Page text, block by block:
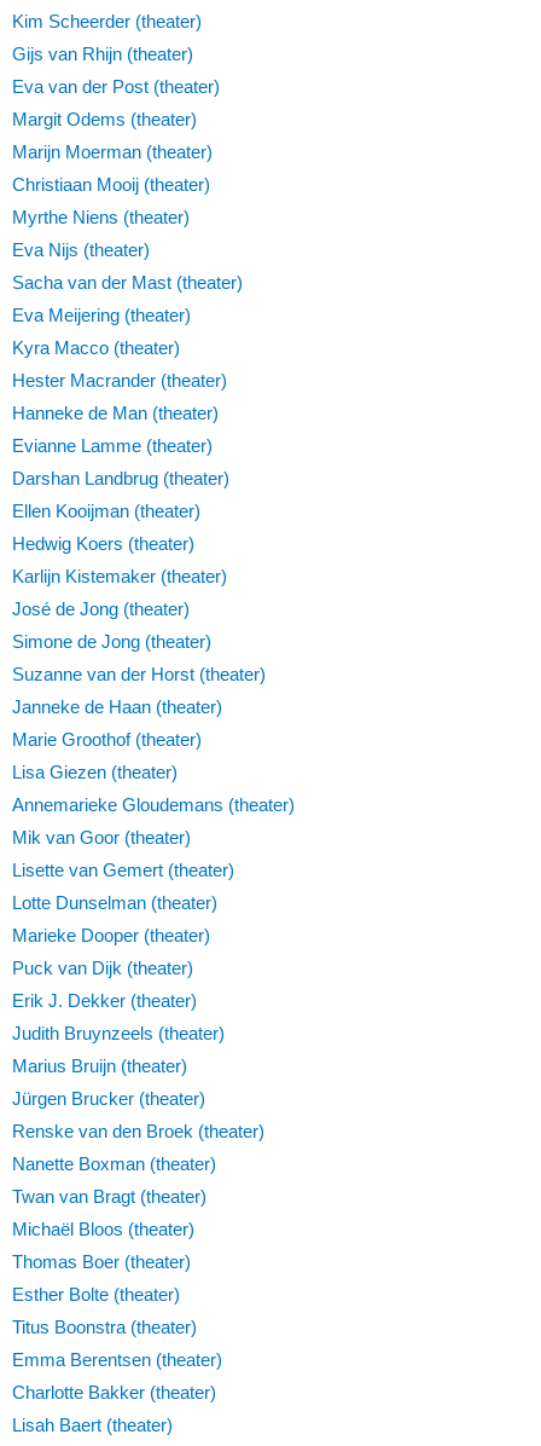
Kim Scheerder (theater)
Gijs van Rhijn (theater)
Eva van der Post (theater)
Margit Odems (theater)
Marijn Moerman (theater)
Christiaan Mooij (theater)
Myrthe Niens (theater)
Eva Nijs (theater)
Sacha van der Mast (theater)
Eva Meijering (theater)
Kyra Macco (theater)
Hester Macrander (theater)
Hanneke de Man (theater)
Evianne Lamme (theater)
Darshan Landbrug (theater)
Ellen Kooijman (theater)
Hedwig Koers (theater)
Karlijn Kistemaker (theater)
José de Jong (theater)
Simone de Jong (theater)
Suzanne van der Horst (theater)
Janneke de Haan (theater)
Marie Groothof (theater)
Lisa Giezen (theater)
Annemarieke Gloudemans (theater)
Mik van Goor (theater)
Lisette van Gemert (theater)
Lotte Dunselman (theater)
Marieke Dooper (theater)
Puck van Dijk (theater)
Erik J. Dekker (theater)
Judith Bruynzeels (theater)
Marius Bruijn (theater)
Jürgen Brucker (theater)
Renske van den Broek (theater)
Nanette Boxman (theater)
Twan van Bragt (theater)
Michaël Bloos (theater)
Thomas Boer (theater)
Esther Bolte (theater)
Titus Boonstra (theater)
Emma Berentsen (theater)
Charlotte Bakker (theater)
Lisah Baert (theater)